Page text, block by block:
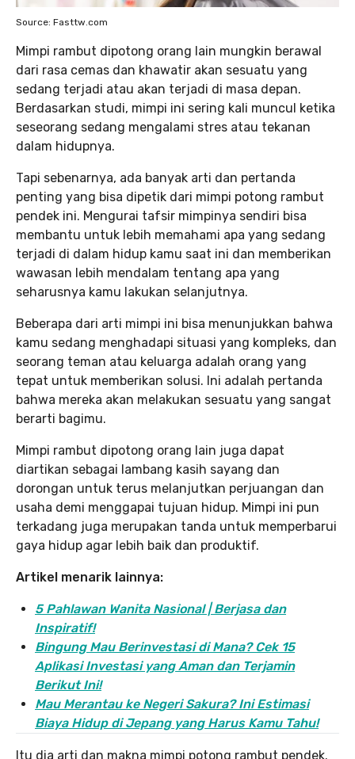
Source: Fasttw.com
Mimpi rambut dipotong orang lain mungkin berawal
dari rasa cemas dan khawatir akan sesuatu yang
sedang terjadi atau akan terjadi di masa depan.
Berdasarkan studi, mimpi ini sering kali muncul ketika
seseorang sedang mengalami stres atau tekanan
dalam hidupnya.
Tapi sebenarnya, ada banyak arti dan pertanda
penting yang bisa dipetik dari mimpi potong rambut
pendek ini. Mengurai tafsir mimpinya sendiri bisa
membantu untuk lebih memahami apa yang sedang
terjadi di dalam hidup kamu saat ini dan memberikan
wawasan lebih mendalam tentang apa yang
seharusnya kamu lakukan selanjutnya.
Beberapa dari arti mimpi ini bisa menunjukkan bahwa
kamu sedang menghadapi situasi yang kompleks, dan
seorang teman atau keluarga adalah orang yang
tepat untuk memberikan solusi. Ini adalah pertanda
bahwa mereka akan melakukan sesuatu yang sangat
berarti bagimu.
Mimpi rambut dipotong orang lain juga dapat
diartikan sebagai lambang kasih sayang dan
dorongan untuk terus melanjutkan perjuangan dan
usaha demi menggapai tujuan hidup. Mimpi ini pun
terkadang juga merupakan tanda untuk memperbarui
gaya hidup agar lebih baik dan produktif.
Artikel menarik lainnya:
5 Pahlawan Wanita Nasional | Berjasa dan
Inspiratif!
Bingung Mau Berinvestasi di Mana? Cek 15
Aplikasi Investasi yang Aman dan Terjamin
Berikut Ini!
Mau Merantau ke Negeri Sakura? Ini Estimasi
Biaya Hidup di Jepang yang Harus Kamu Tahu!
Itu dia arti dan makna mimpi potong rambut pendek.